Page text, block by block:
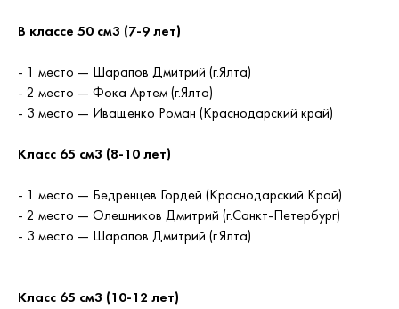
В классе 50 см3 (7-9 лет)
- 1 место — Шарапов Дмитрий (г.Ялта)
- 2 место — Фока Артем (г.Ялта)
- 3 место — Иващенко Роман (Краснодарский край)
Класс 65 см3 (8-10 лет)
- 1 место — Бедренцев Гордей (Краснодарский Край)
- 2 место — Олешников Дмитрий (г.Санкт-Петербург)
- 3 место — Шарапов Дмитрий (г.Ялта)
Класс 65 см3 (10-12 лет)